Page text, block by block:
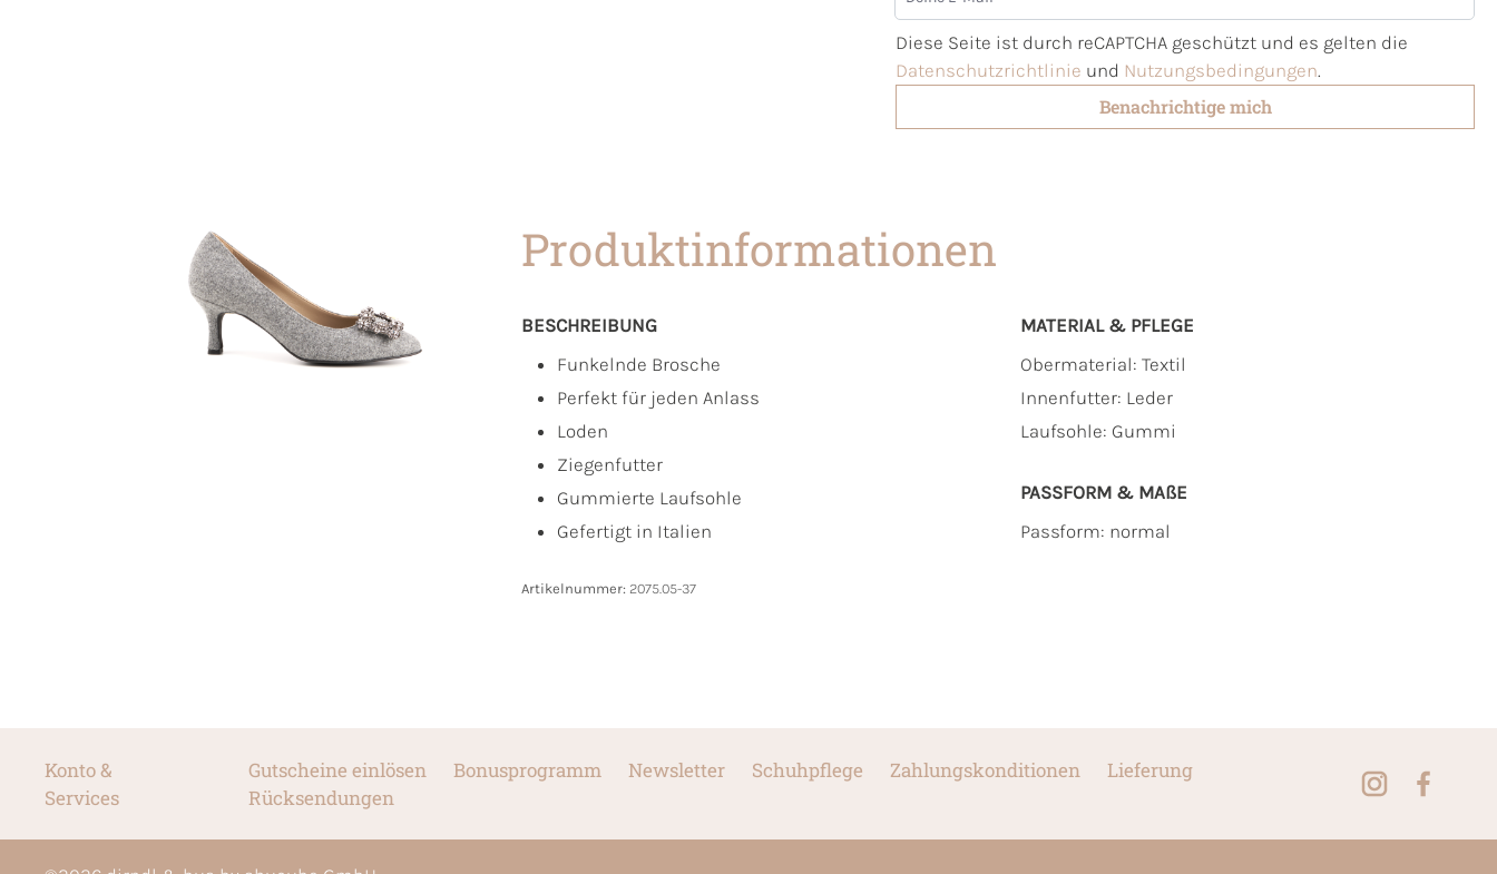
Diese Seite ist durch reCAPTCHA geschützt und es gelten die
Datenschutzrichtlinie und Nutzungsbedingungen.
Benachrichtige mich
Produktinformationen
BESCHREIBUNG
Funkelnde Brosche
Perfekt für jeden Anlass
Loden
Ziegenfutter
Gummierte Laufsohle
Gefertigt in Italien
MATERIAL & PFLEGE
Obermaterial: Textil
Innenfutter: Leder
Laufsohle: Gummi
PASSFORM & MAẞE
Passform: normal
Artikelnummer: 2075.05-37
Konto &
Services
Gutscheine einlösen Bonusprogramm Newsletter Schuhpflege Zahlungskonditionen
Lieferung
Rücksendungen